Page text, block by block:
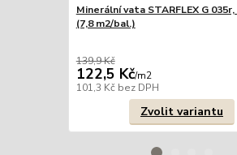
Minerální vata STARFLEX G 035r,
(7,8 m2/bal.)
139,9 Kč
122,5 Kč/m2
101,3 Kč bez DPH
Zvolit variantu